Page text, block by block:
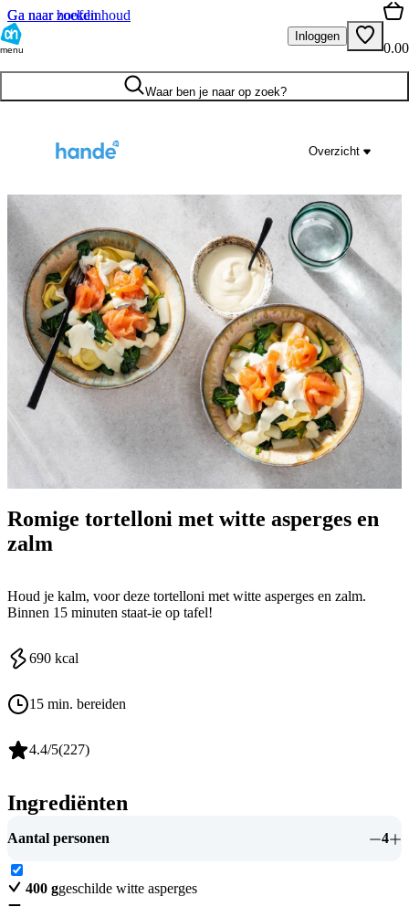
Ga naar hoofdinhoud
Ga naar zoeken
menu
Inloggen
0.00
Waar ben je naar op zoek?
Overzicht
Romige tortelloni met witte asperges en
zalm
Houd je kalm, voor deze tortelloni met witte asperges en zalm.
Binnen 15 minuten staat-ie op tafel!
690 kcal
15 min. bereiden
4.4/5(227)
Ingrediënten
Aantal personen 4
400 ggeschilde witte asperges